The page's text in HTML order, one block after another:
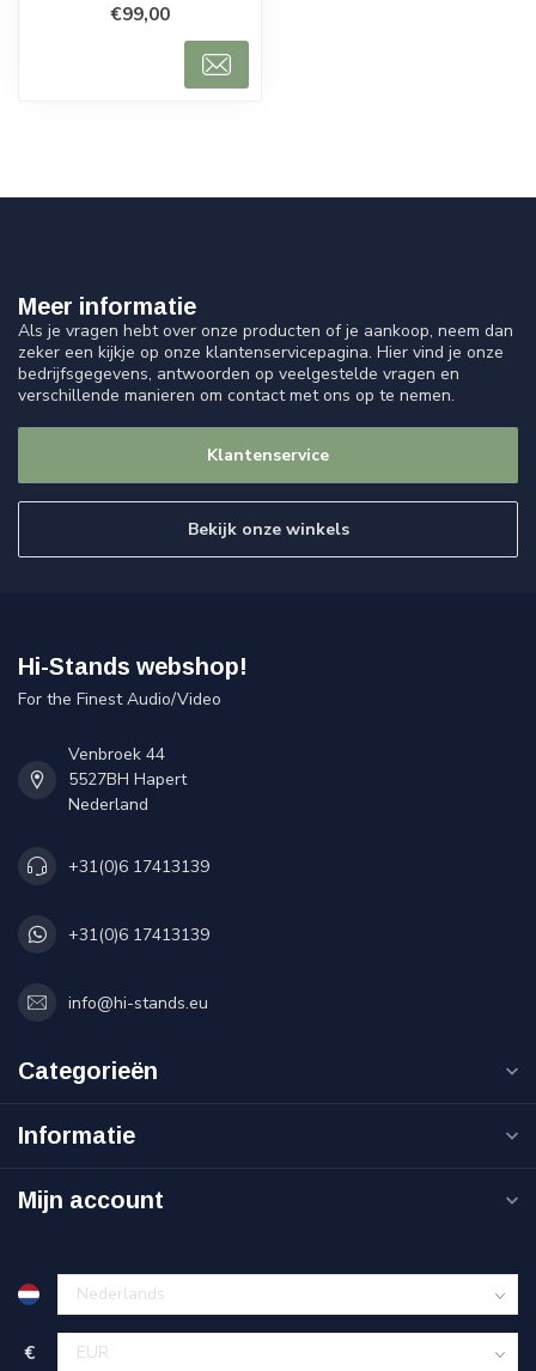
€99,00
Meer informatie
Als je vragen hebt over onze producten of je aankoop, neem dan
zeker een kijkje op onze klantenservicepagina. Hier vind je onze
bedrijfsgegevens, antwoorden op veelgestelde vragen en
verschillende manieren om contact met ons op te nemen.
Klantenservice
Bekijk onze winkels
Hi-Stands webshop!
For the Finest Audio/Video
Venbroek 44
5527BH Hapert
Nederland
+31(0)6 17413139
+31(0)6 17413139
info@hi-stands.eu
Categorieën
Informatie
Mijn account
€